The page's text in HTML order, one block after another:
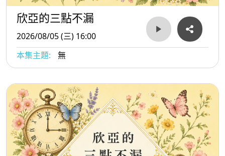
欣亞的三點不漏
2026/08/05 (三) 16:00
本集主題:
無